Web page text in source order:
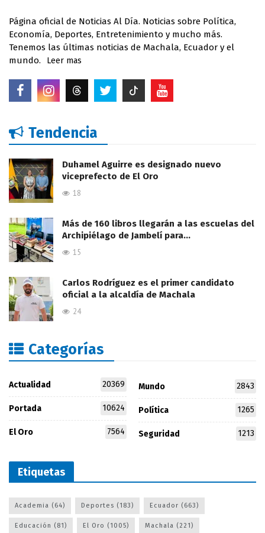
Página oficial de Noticias Al Día. Noticias sobre Política,
Economía, Deportes, Entretenimiento y mucho más.
Tenemos las últimas noticias de Machala, Ecuador y el
mundo.
Leer mas
Tendencia
Duhamel Aguirre es designado nuevo
viceprefecto de El Oro
18
Más de 160 libros llegarán a las escuelas del
Archipiélago de Jambelí para…
15
Carlos Rodríguez es el primer candidato
oficial a la alcaldía de Machala
24
Categorías
Actualidad 20369
Portada 10624
El Oro 7564
Mundo 2843
Política 1265
Seguridad 1213
Etiquetas
Academia (64) Deportes (183) Ecuador (663)
Educación (81) El Oro (1005) Machala (221)